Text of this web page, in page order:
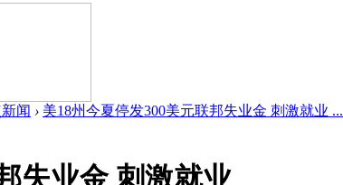
闻 › 美18州今夏停发300美元联邦失业金 刺激就业 ...
失业金 刺激就业